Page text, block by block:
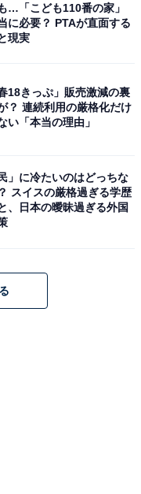
だけを購入できる
日本、アメリカ、イ
、韓国、中国）で
…「こども110番の家」
に必要？ PTAが直面する
現実
春18きっぷ」販売激減の裏
？ 連続利用の厳格化だけ
い「本当の理由」
」に冷たいのはどっちな
スイスの厳格過ぎる学歴
、日本の曖昧過ぎる外国